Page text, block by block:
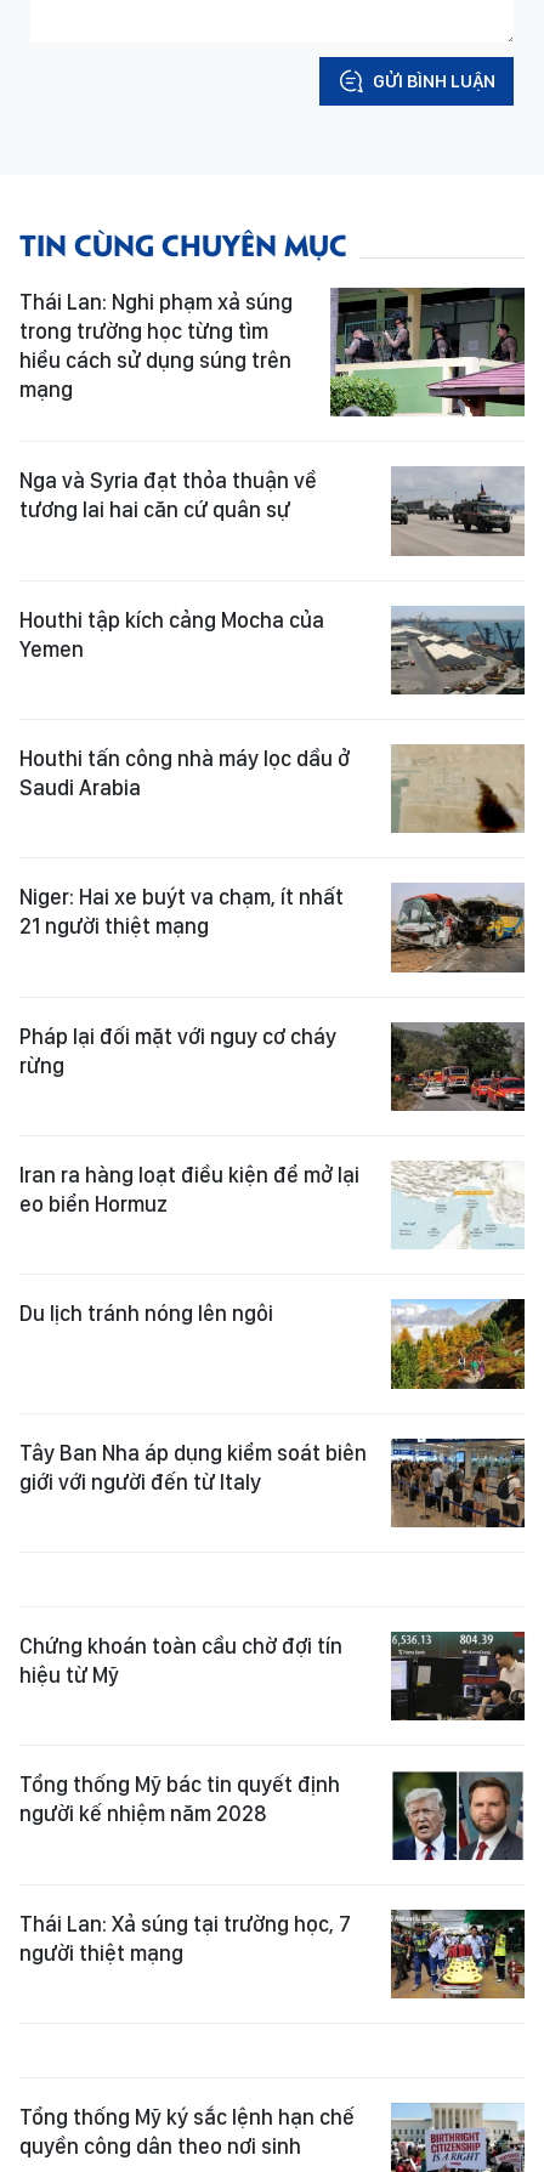
GỬI BÌNH LUẬN
TIN CÙNG CHUYÊN MỤC
Thái Lan: Nghi phạm xả súng
trong trường học từng tìm
hiểu cách sử dụng súng trên
mạng
Nga và Syria đạt thỏa thuận về
tương lai hai căn cứ quân sự
Houthi tập kích cảng Mocha của
Yemen
Houthi tấn công nhà máy lọc dầu ở
Saudi Arabia
Niger: Hai xe buýt va chạm, ít nhất
21 người thiệt mạng
Pháp lại đối mặt với nguy cơ cháy
rừng
Iran ra hàng loạt điều kiện để mở lại
eo biển Hormuz
Du lịch tránh nóng lên ngôi
Tây Ban Nha áp dụng kiểm soát biên
giới với người đến từ Italy
Chứng khoán toàn cầu chờ đợi tín
hiệu từ Mỹ
Tổng thống Mỹ bác tin quyết định
người kế nhiệm năm 2028
Thái Lan: Xả súng tại trường học, 7
người thiệt mạng
Tổng thống Mỹ ký sắc lệnh hạn chế
quyền công dân theo nơi sinh